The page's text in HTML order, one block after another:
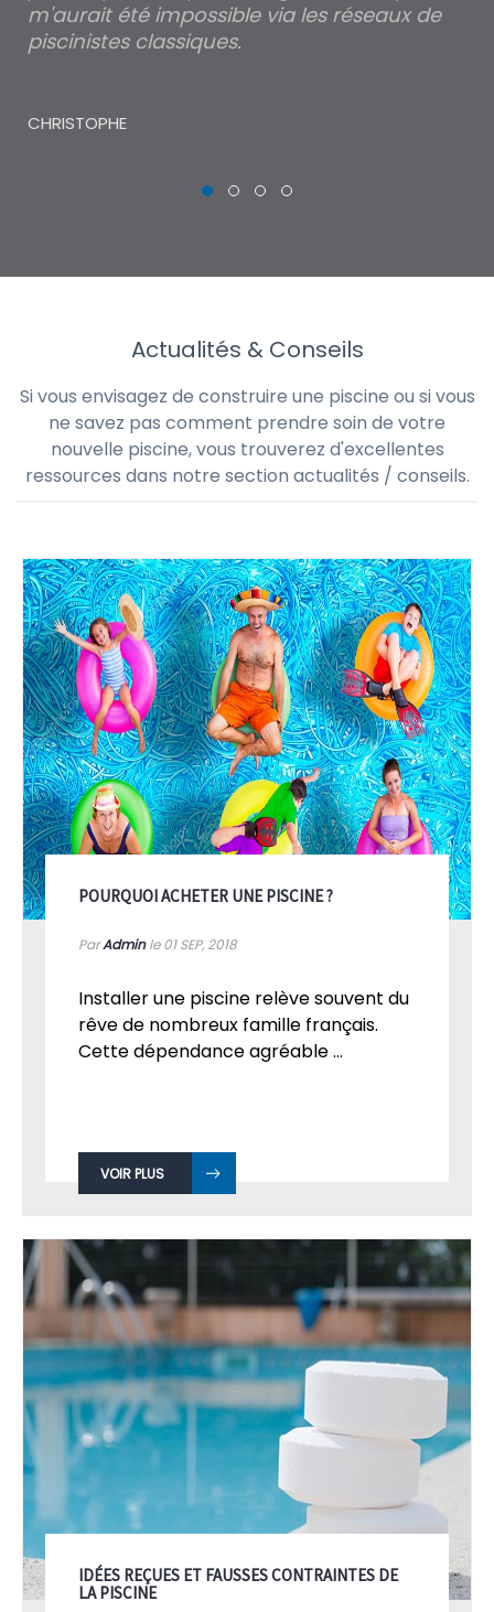
m'aurait été impossible via les réseaux de
piscinistes classiques.
CHRISTOPHE
Actualités & Conseils
Si vous envisagez de construire une piscine ou si vous
ne savez pas comment prendre soin de votre
nouvelle piscine, vous trouverez d'excellentes
ressources dans notre section actualités / conseils.
POURQUOI ACHETER UNE PISCINE ?
ParAdminle 01SEP, 2018
Installer une piscine relève souvent du
rêve de nombreux famille français.
Cette dépendance agréable ...
VOIR PLUS
IDÉES REÇUES ET FAUSSES CONTRAINTES DE
LA PISCINE